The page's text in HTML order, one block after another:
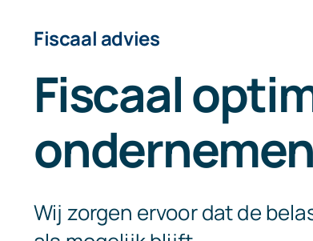
Fiscaal advies
Fiscaal
ondernemen
Wij zorgen ervoor dat de